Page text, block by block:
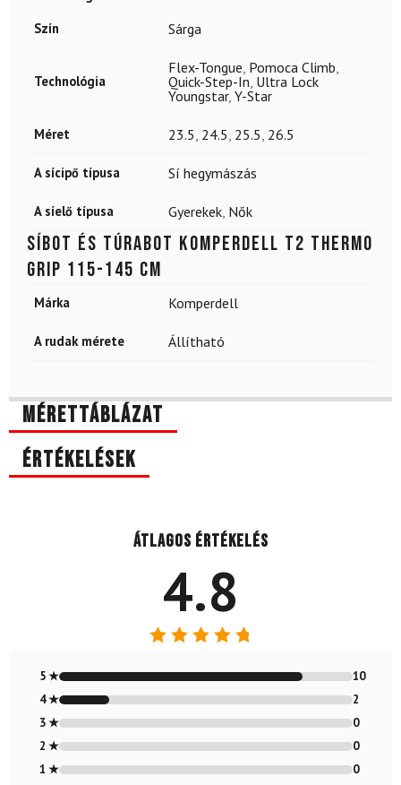
Szín
Sárga
Technológia
Flex-Tongue Pomoca Climb
Quick-Step-In Ultra Lock
Youngstar, Y-Star
Méret 23.5 24.5 25.5 26.5
A sícipő típusa Sí hegymászás
A síelő típusa Gyerekek Nők
Síbot és túrabot KOMPERDELL T2 Thermo
Grip 115-145 cm
Márka Komperdell
A rudak mérete Állítható
Mérettáblázat
Értékelések
Átlagos értékelés
4.8
4.83/ 5
5 ★
10
4 ★
2
3 ★
0
2 ★
0
1 ★
0